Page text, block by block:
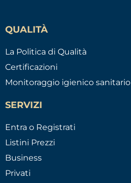
QUALITÀ
La Politica di Qualità
Certificazioni
Monitoraggio igienico sanitario
SERVIZI
Entra o Registrati
Listini Prezzi
Business
Privati